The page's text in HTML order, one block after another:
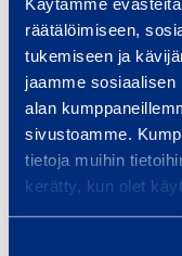
räätälöimiseen,
tukemiseen ja
jaamme
alan
sivustoamme.
tietoja muihin
kerätty, kun olet
Trainings